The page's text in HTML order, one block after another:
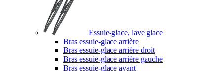
Essuie-glace, lave glace
Bras essuie-glace arrière
Bras essuie-glace arrière droit
Bras essuie-glace arrière gauche
Bras essuie-glace avant